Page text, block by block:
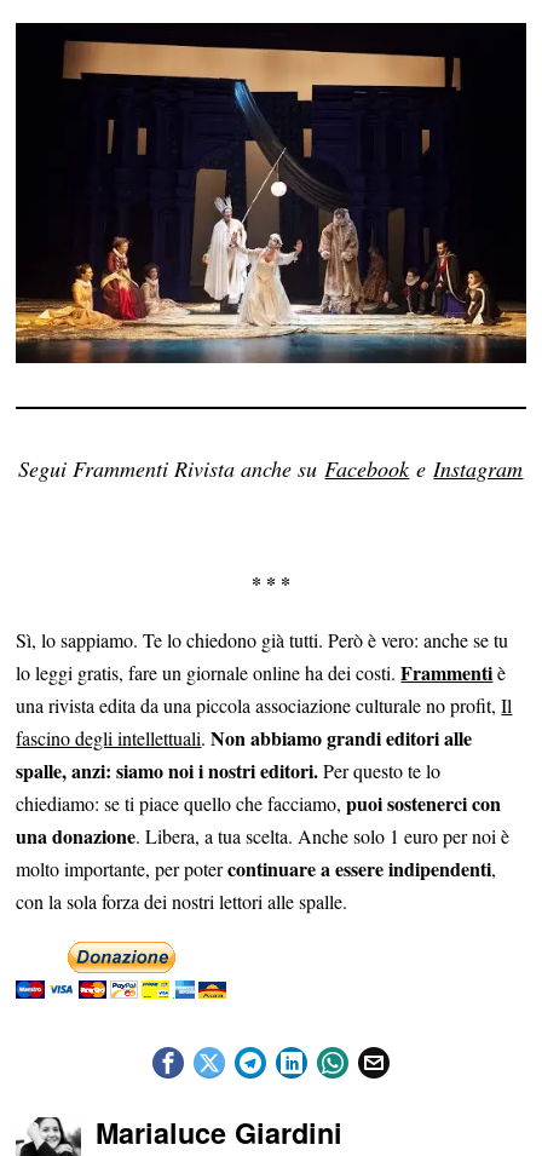
Segui Frammenti Rivista anche su Facebooke Instagram
* * *
Sì, lo sappiamo. Te lo chiedono già tutti. Però è vero: anche se tu
lo leggi gratis, fare un giornale online ha dei costi.Frammenti è
una rivista edita da una piccola associazione culturale no profit,Il
fascino degli intellettuali.Non abbiamo grandi editori alle
spalle, anzi: siamo noi i nostri editori.Per questo te lo
chiediamo: se ti piace quello che facciamo,puoi sostenerci con
una donazione. Libera, a tua scelta. Anche solo 1 euro per noi è
molto importante, per potercontinuare a essere indipendenti,
con la sola forza dei nostri lettori alle spalle.
Marialuce Giardini